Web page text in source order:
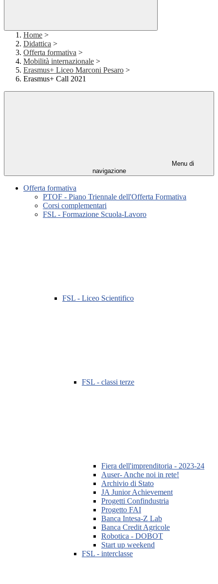
Home >
Didattica >
Offerta formativa >
Mobilità internazionale >
Erasmus+ Liceo Marconi Pesaro >
Erasmus+ Call 2021
Menu di
navigazione
Offerta formativa
PTOF - Piano Triennale dell'Offerta Formativa
Corsi complementari
FSL - Formazione Scuola-Lavoro
FSL - Liceo Scientifico
FSL - classi terze
Fiera dell'imprenditoria - 2023-24
Auser- Anche noi in rete!
Archivio di Stato
JA Junior Achievement
Progetti Confindustria
Progetto FAI
Banca Intesa-Z Lab
Banca Credit Agricole
Robotica - DOBOT
Start up weekend
FSL - interclasse